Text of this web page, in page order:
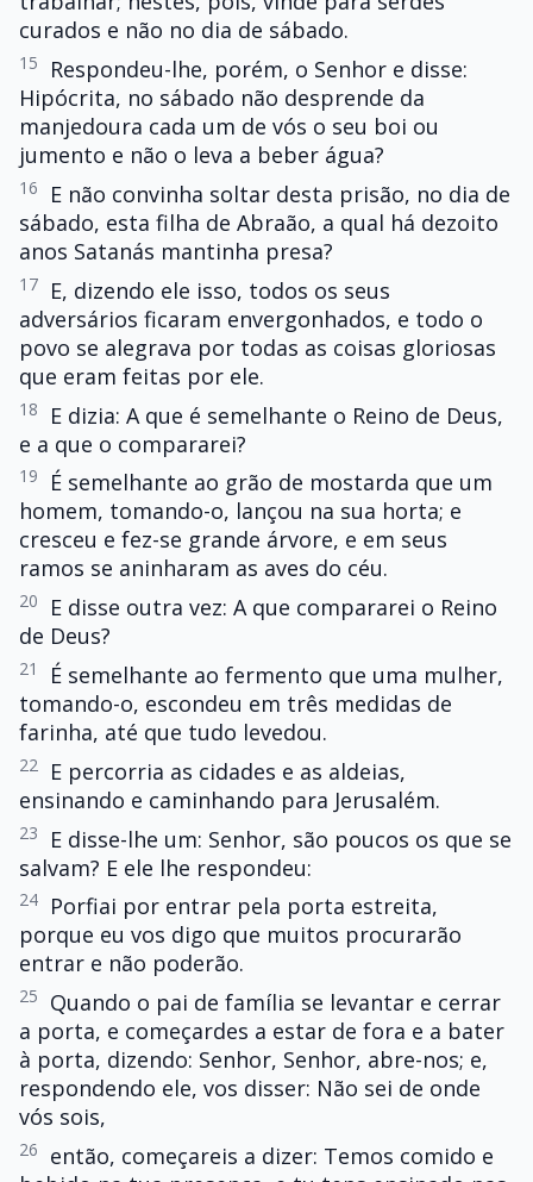
curados e não no dia de sábado.
15
Respondeu-lhe, porém, o Senhor e disse:
Hipócrita, no sábado não desprende da
manjedoura cada um de vós o seu boi ou
jumento e não o leva a beber água?
16
E não convinha soltar desta prisão, no dia de
sábado, esta filha de Abraão, a qual há dezoito
anos Satanás mantinha presa?
17
E, dizendo ele isso, todos os seus
adversários ficaram envergonhados, e todo o
povo se alegrava por todas as coisas gloriosas
que eram feitas por ele.
18
E dizia: A que é semelhante o Reino de Deus,
e a que o compararei?
19
É semelhante ao grão de mostarda que um
homem, tomando-o, lançou na sua horta; e
cresceu e fez-se grande árvore, e em seus
ramos se aninharam as aves do céu.
20
E disse outra vez: A que compararei o Reino
de Deus?
21
É semelhante ao fermento que uma mulher,
tomando-o, escondeu em três medidas de
farinha, até que tudo levedou.
22
E percorria as cidades e as aldeias,
ensinando e caminhando para Jerusalém.
23
E disse-lhe um: Senhor, são poucos os que se
salvam? E ele lhe respondeu:
24
Porfiai por entrar pela porta estreita,
porque eu vos digo que muitos procurarão
entrar e não poderão.
25
Quando o pai de família se levantar e cerrar
a porta, e começardes a estar de fora e a bater
à porta, dizendo: Senhor, Senhor, abre-nos; e,
respondendo ele, vos disser: Não sei de onde
vós sois,
26
então, começareis a dizer: Temos comido e